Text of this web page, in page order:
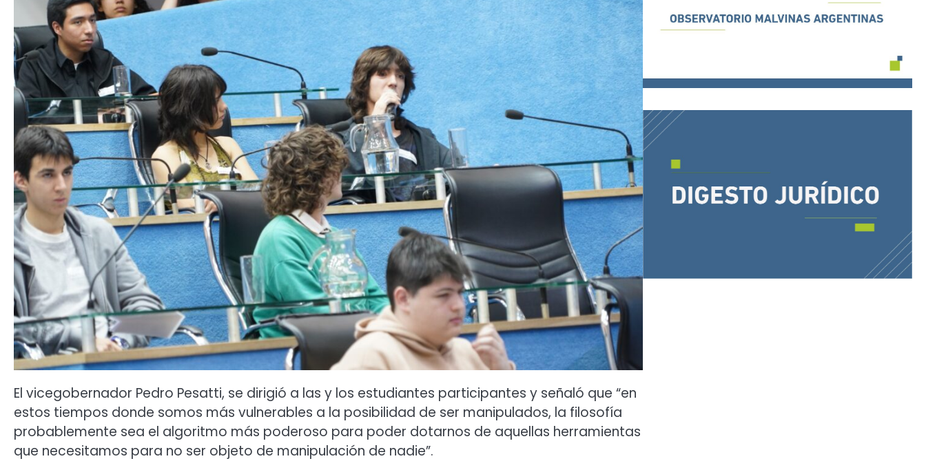
El vicegobernador Pedro Pesatti, se dirigió a las y los estudiantes participantes y señaló que “en
estos tiempos donde somos más vulnerables a la posibilidad de ser manipulados, la filosofía
probablemente sea el algoritmo más poderoso para poder dotarnos de aquellas herramientas
que necesitamos para no ser objeto de manipulación de nadie”.